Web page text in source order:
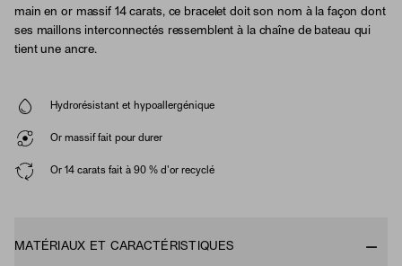
main en or massif 14 carats, ce bracelet doit son nom à la façon dont
ses maillons interconnectés ressemblent à la chaîne de bateau qui
tient une ancre.
Hydrorésistant et hypoallergénique
Or massif fait pour durer
Or 14 carats fait à 90 % d'or recyclé
MATÉRIAUX ET CARACTÉRISTIQUES